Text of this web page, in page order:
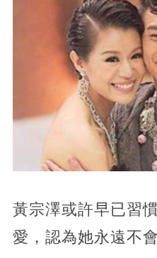
黃宗澤或許早已習
愛，認為她永遠不會